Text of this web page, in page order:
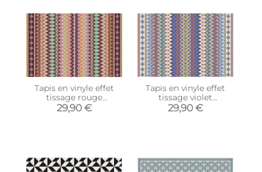
Tapis en vinyle effet
tissage rouge
multicolore (90 x 60
cm)
29,90 €
Tapis en vinyle effet
tissage violet
multicolore (90 x 60
cm)
29,90 €